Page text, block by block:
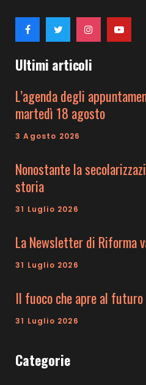
Ultimi articoli
L’agenda degli
martedì 18 agosto
3 Agosto 2026
Nonostante la
storia
31 Luglio 2026
La Newsletter di Riforma
31 Luglio 2026
Il fuoco che apre al futuro
31 Luglio 2026
Categorie